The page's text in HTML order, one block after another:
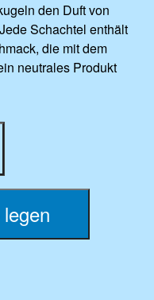
den Duft von
Schachtel enthält
die mit dem
neutrales Produkt